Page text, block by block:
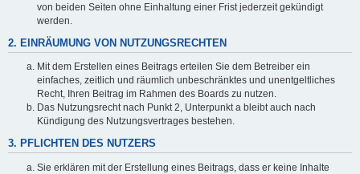
von beiden Seiten ohne Einhaltung einer Frist jederzeit gekündigt
werden.
2. EINRÄUMUNG VON NUTZUNGSRECHTEN
Mit dem Erstellen eines Beitrags erteilen Sie dem Betreiber ein
einfaches, zeitlich und räumlich unbeschränktes und unentgeltliches
Recht, Ihren Beitrag im Rahmen des Boards zu nutzen.
Das Nutzungsrecht nach Punkt 2, Unterpunkt a bleibt auch nach
Kündigung des Nutzungsvertrages bestehen.
3. PFLICHTEN DES NUTZERS
Sie erklären mit der Erstellung eines Beitrags, dass er keine Inhalte